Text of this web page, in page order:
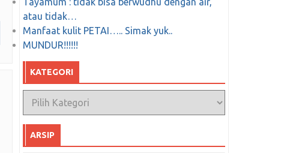
atau tidak…
Manfaat kulit PETAI….. Simak yuk..
MUNDUR!!!!!!
KATEGORI
Kategori
ARSIP